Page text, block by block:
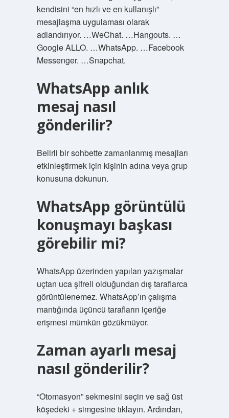
kendisini “en hızlı ve en kullanışlı”
mesajlaşma uygulaması olarak
adlandırıyor. …WeChat. …Hangouts. …
Google ALLO. …WhatsApp. …Facebook
Messenger. …Snapchat.
WhatsApp anlık
mesaj nasıl
gönderilir?
Belirli bir sohbette zamanlanmış mesajları
etkinleştirmek için kişinin adına veya grup
konusuna dokunun.
WhatsApp görüntülü
konuşmayı başkası
görebilir mi?
WhatsApp üzerinden yapılan yazışmalar
uçtan uca şifreli olduğundan dış taraflarca
görüntülenemez. WhatsApp’ın çalışma
mantığında üçüncü tarafların içeriğe
erişmesi mümkün gözükmüyor.
Zaman ayarlı mesaj
nasıl gönderilir?
“Otomasyon” sekmesini seçin ve sağ üst
köşedeki + simgesine tıklayın. Ardından,